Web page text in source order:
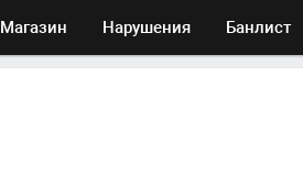
Магазин Нарушения Банлист